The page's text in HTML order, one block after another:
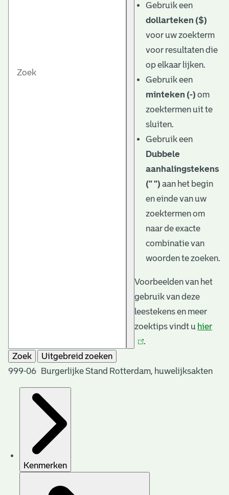
Gebruik een
dollarteken ($)
voor uw zoekterm
voor resultaten die
op elkaar lijken.
Gebruik een
minteken (-) om
zoektermen uit te
sluiten.
Gebruik een
Dubbele
aanhalingstekens
(" ") aan het begin
en einde van uw
zoektermen om
naar de exacte
combinatie van
woorden te zoeken.
Voorbeelden van het
gebruik van deze
leestekens en meer
zoektips vindt u hier
.
Zoek
Uitgebreid zoeken
999-06 Burgerlijke Stand Rotterdam, huwelijksakten
Kenmerken